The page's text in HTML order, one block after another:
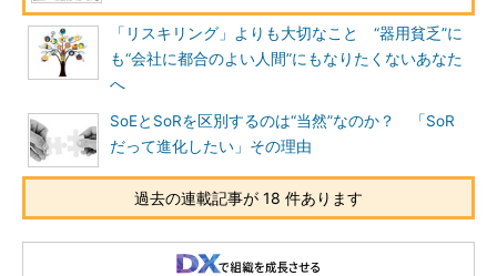
「リスキリング」よりも大切なこと “器用貧乏”に
も“会社に都合のよい人間”にもなりたくないあなた
へ
SoEとSoRを区別するのは“当然”なのか？ 「SoR
だって進化したい」その理由
過去の連載記事が 18 件あります